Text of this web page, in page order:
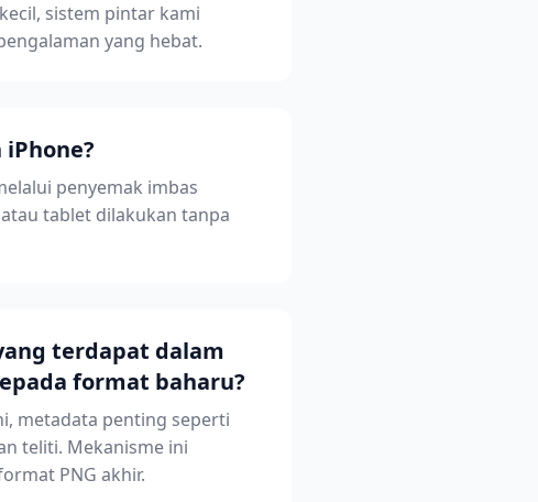
sistem pintar kami
yang hebat.
penyemak imbas
tablet dilakukan tanpa
terdapat dalam
format baharu?
metadata penting seperti
teliti. Mekanisme ini
PNG akhir.